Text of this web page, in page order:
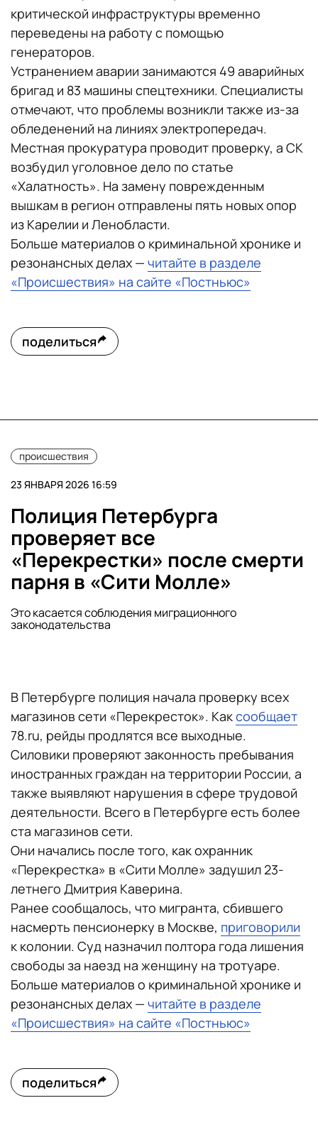
критической инфраструктуры временно
переведены на работу с помощью
генераторов.
Устранением аварии занимаются 49 аварийных
бригад и 83 машины спецтехники. Специалисты
отмечают, что проблемы возникли также из-за
обледенений на линиях электропередач.
Местная прокуратура проводит проверку, а СК
возбудил уголовное дело по статье
«Халатность». На замену поврежденным
вышкам в регион отправлены пять новых опор
из Карелии и Ленобласти.
Больше материалов о криминальной хронике и
резонансных делах — читайте в разделе
«Происшествия» на сайте «Постньюс»
поделиться
происшествия
23 ЯНВАРЯ 2026 16:59
Полиция Петербурга
проверяет все
«Перекрестки» после смерти
парня в «Сити Молле»
Это касается соблюдения миграционного
законодательства
В Петербурге полиция начала проверку всех
магазинов сети «Перекресток». Каксообщает
78.ru, рейды продлятся все выходные.
Силовики проверяют законность пребывания
иностранных граждан на территории России, а
также выявляют нарушения в сфере трудовой
деятельности. Всего в Петербурге есть более
ста магазинов сети.
Они начались после того, как охранник
«Перекрестка» в «Сити Молле» задушил 23-
летнего Дмитрия Каверина.
Ранее сообщалось, что мигранта, сбившего
насмерть пенсионерку в Москве, приговорили
к колонии. Суд назначил полтора года лишения
свободы за наезд на женщину на тротуаре.
Больше материалов о криминальной хронике и
резонансных делах — читайте в разделе
«Происшествия» на сайте «Постньюс»
поделиться